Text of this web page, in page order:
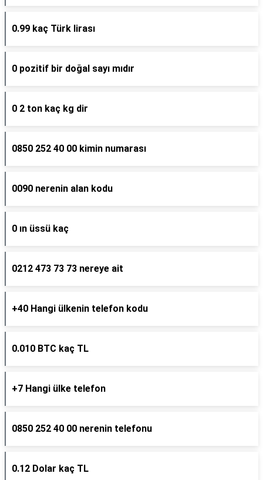
0.99 kaç Türk lirası
0 pozitif bir doğal sayı mıdır
0 2 ton kaç kg dir
0850 252 40 00 kimin numarası
0090 nerenin alan kodu
0 ın üssü kaç
0212 473 73 73 nereye ait
+40 Hangi ülkenin telefon kodu
0.010 BTC kaç TL
+7 Hangi ülke telefon
0850 252 40 00 nerenin telefonu
0.12 Dolar kaç TL